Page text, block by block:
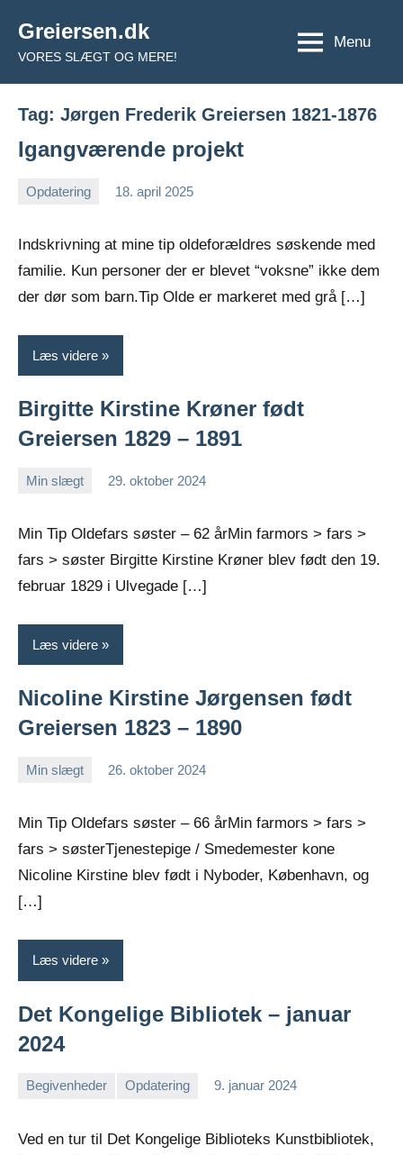
indhold
Greiersen.dk
VORES SLÆGT OG MERE!
Menu
Tag: Jørgen Frederik Greiersen 1821-1876
Igangværende projekt
Opdatering 18. april 2025
Jens
Ingen
Indskrivning at mine tip oldeforældres søskende med
familie. Kun personer der er blevet “voksne” ikke dem
der dør som barn.Tip Olde er markeret med grå […]
Læs videre
Birgitte Kirstine Krøner født
Greiersen 1829 – 1891
Min slægt 29. oktober 2024
Min Tip Oldefars søster – 62 årMin farmors > fars >
fars > søster Birgitte Kirstine Krøner blev født den 19.
februar 1829 i Ulvegade […]
Læs videre
Nicoline Kirstine Jørgensen født
Greiersen 1823 – 1890
Min slægt 26. oktober 2024
Min Tip Oldefars søster – 66 årMin farmors > fars >
fars > søsterTjenestepige / Smedemester kone
Nicoline Kirstine blev født i Nyboder, København, og
[…]
Læs videre
Det Kongelige Bibliotek – januar
2024
Begivenheder Opdatering 9. januar 2024
Jens
Ingen
Ved en tur til Det Kongelige Biblioteks Kunstbibliotek,